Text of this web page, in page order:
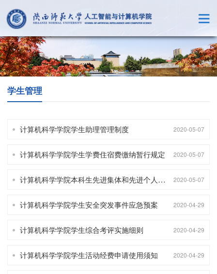
学生管理
计算机科学学院学生助理管理制度 2020-05-07
计算机科学学院学生学费住宿费缴纳暂行规定 2020-05-07
计算机科学学院本科生先进集体和先进个人评选细则 2020-05-07
计算机科学学院学生安全突发事件应急预案 2020-04-29
计算机科学学院学生综合考评实施细则 2020-04-29
计算机科学学院学生活动经费申请使用须知 2020-04-29